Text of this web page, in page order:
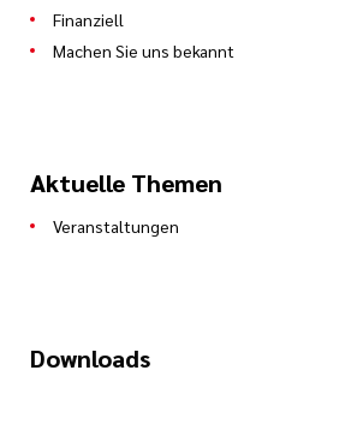
Finanziell
Machen Sie uns bekannt
Aktuelle Themen
Veranstaltungen
Downloads